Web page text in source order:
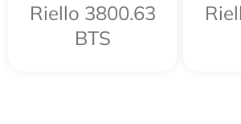
Riello 3800.63
BTS